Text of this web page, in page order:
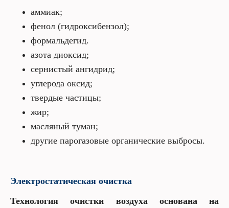
аммиак;
фенол (гидроксибензол);
формальдегид.
азота диоксид;
сернистый ангидрид;
углерода оксид;
твердые частицы;
жир;
масляный туман;
другие парогазовые органические выбросы.
Электростатическая очистка
Технология очистки воздуха основана на